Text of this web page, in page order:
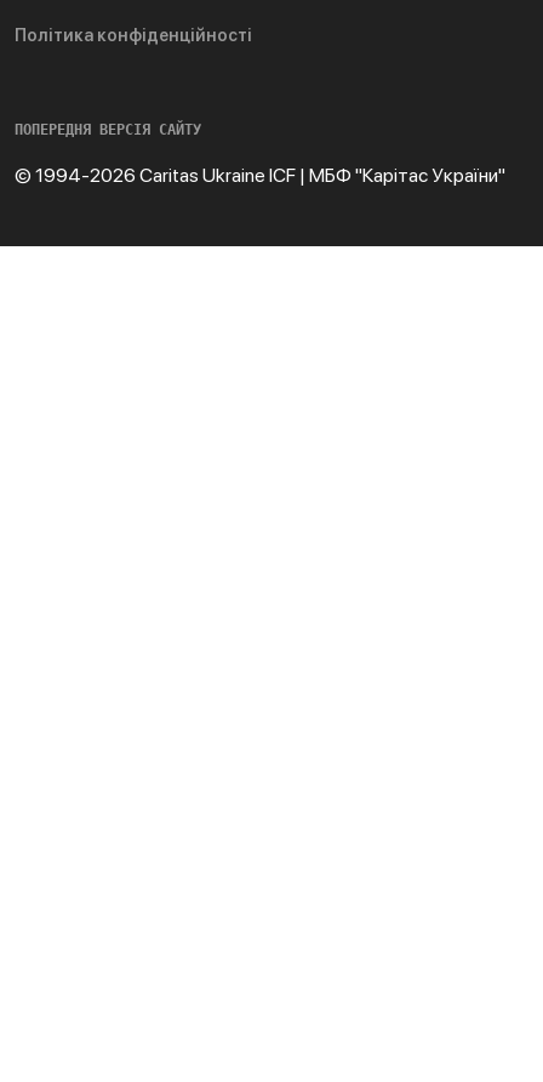
Політика конфіденційності
ПОПЕРЕДНЯ ВЕРСІЯ САЙТУ
© 1994-2026 Caritas Ukraine ICF | МБФ "Карітас України"